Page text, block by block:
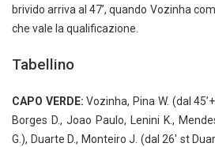
brivido arriva al 47’, quando Vozinha
che vale la qualificazione.
Tabellino
CAPO VERDE: Vozinha, Pina W. (dal
Borges D., Joao Paulo, Lenini K.,
G.), Duarte D., Monteiro J. (dal 26′ st